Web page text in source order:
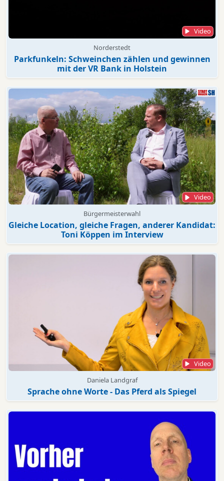
Video
Norderstedt
Parkfunkeln: Schweinchen zählen und gewinnen
mit der VR Bank in Holstein
Video
Bürgermeisterwahl
Gleiche Location, gleiche Fragen, anderer Kandidat:
Toni Köppen im Interview
Video
Daniela Landgraf
Sprache ohne Worte - Das Pferd als Spiegel